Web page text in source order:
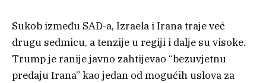
Sukob između SAD-a, Izraela i Irana traje već
drugu sedmicu, a tenzije u regiji i dalje su visoke.
Trump je ranije javno zahtijevao “bezuvjetnu
predaju Irana” kao jedan od mogućih uslova za